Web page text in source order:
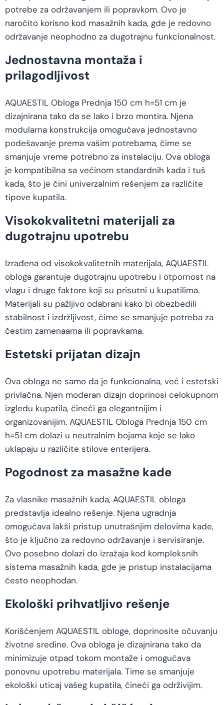
potrebe za održavanjem ili popravkom. Ovo je
naročito korisno kod masažnih kada, gde je redovno
održavanje neophodno za dugotrajnu funkcionalnost.
Jednostavna montaža i
prilagodljivost
AQUAESTIL Obloga Prednja 150 cm h=51 cm je
dizajnirana tako da se lako i brzo montira. Njena
modularna konstrukcija omogućava jednostavno
podešavanje prema vašim potrebama, čime se
smanjuje vreme potrebno za instalaciju. Ova obloga
je kompatibilna sa većinom standardnih kada i tuš
kada, što je čini univerzalnim rešenjem za različite
tipove kupatila.
Visokokvalitetni materijali za
dugotrajnu upotrebu
Izrađena od visokokvalitetnih materijala, AQUAESTIL
obloga garantuje dugotrajnu upotrebu i otpornost na
vlagu i druge faktore koji su prisutni u kupatilima.
Materijali su pažljivo odabrani kako bi obezbedili
stabilnost i izdržljivost, čime se smanjuje potreba za
čestim zamenaama ili popravkama.
Estetski prijatan dizajn
Ova obloga ne samo da je funkcionalna, već i estetski
privlačna. Njen moderan dizajn doprinosi celokupnom
izgledu kupatila, čineći ga elegantnijim i
organizovanijim. AQUAESTIL Obloga Prednja 150 cm
h=51 cm dolazi u neutralnim bojama koje se lako
uklapaju u različite stilove enterijera.
Pogodnost za masažne kade
Za vlasnike masažnih kada, AQUAESTIL obloga
predstavlja idealno rešenje. Njena ugradnja
omogućava lakši pristup unutrašnjim delovima kade,
što je ključno za redovno održavanje i servisiranje.
Ovo posebno dolazi do izražaja kod kompleksnih
sistema masažnih kada, gde je pristup instalacijama
često neophodan.
Ekološki prihvatljivo rešenje
Korišćenjem AQUAESTIL obloge, doprinosite očuvanju
životne sredine. Ova obloga je dizajnirana tako da
minimizuje otpad tokom montaže i omogućava
ponovnu upotrebu materijala. Time se smanjuje
ekološki uticaj vašeg kupatila, čineći ga održivijim.